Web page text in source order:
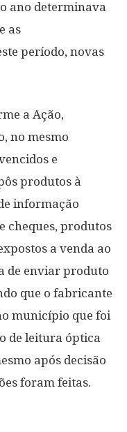
ano determinava
as
período, novas
a Ação,
no mesmo
e
produtos à
informação
cheques, produtos
a venda ao
de enviar produto
que o fabricante
município que foi
de leitura óptica
após decisão
foram feitas.